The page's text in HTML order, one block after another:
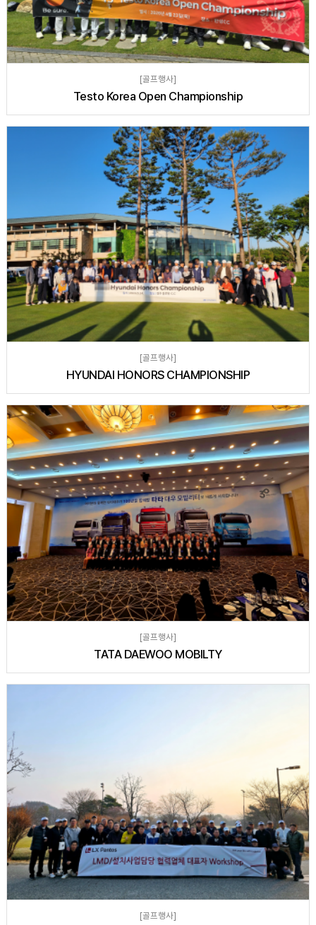
[골프행사]
Testo Korea Open Championship
[골프행사]
HYUNDAI HONORS CHAMPIONSHIP
[골프행사]
TATA DAEWOO MOBILTY
[골프행사]